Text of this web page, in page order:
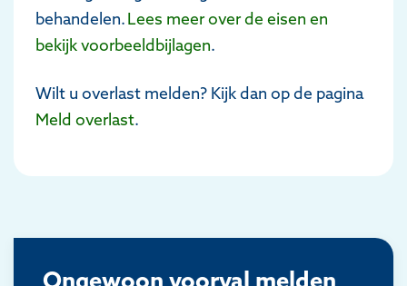
behandelen.Lees meer over de eisen en
bekijk voorbeeldbijlagen.
Wilt u overlast melden? Kijk dan op de pagina
Meld overlast.